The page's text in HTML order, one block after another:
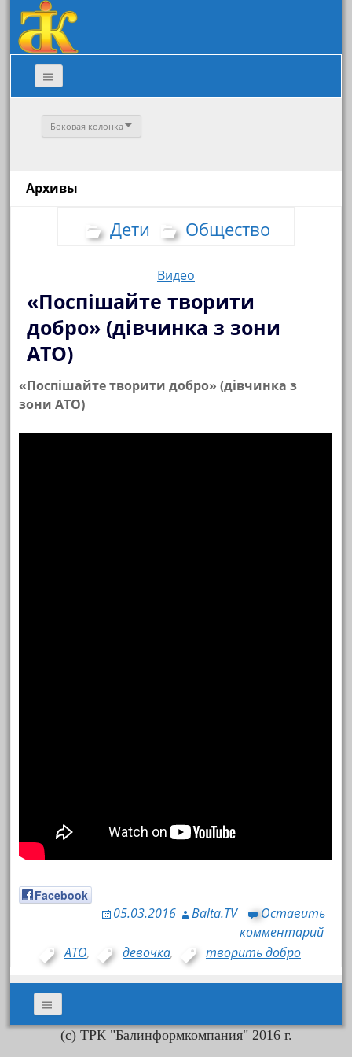
Боковая колонка
Архивы
Дети Общество
Видео
«Поспішайте творити
добро» (дівчинка з зони
АТО)
«Поспішайте творити добро» (дівчинка з
зони АТО)
Facebook
05.03.2016 Balta.TV
Оставить
комментарий
АТО, девочка, творить добро
(с) ТРК "Балинформкомпания" 2016 г.